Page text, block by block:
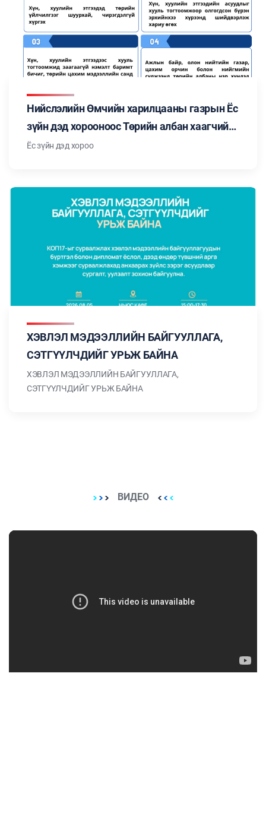
Нийслэлийн Өмчийн харилцааны газрын Ёс
зүйн дэд хорооноос Төрийн албан хаагчийн
ёс зүйн тухай хуульд заасан "Төрийн албан
байна. Цуврал №3
Ёс зүйн дэд хороо
ХЭВЛЭЛ МЭДЭЭЛЛИЙН БАЙГУУЛЛАГА,
СЭТГҮҮЛЧДИЙГ УРЬЖ БАЙНА
ХЭВЛЭЛ МЭДЭЭЛЛИЙН БАЙГУУЛЛАГА,
СЭТГҮҮЛЧДИЙГ УРЬЖ БАЙНА
ВИДЕО